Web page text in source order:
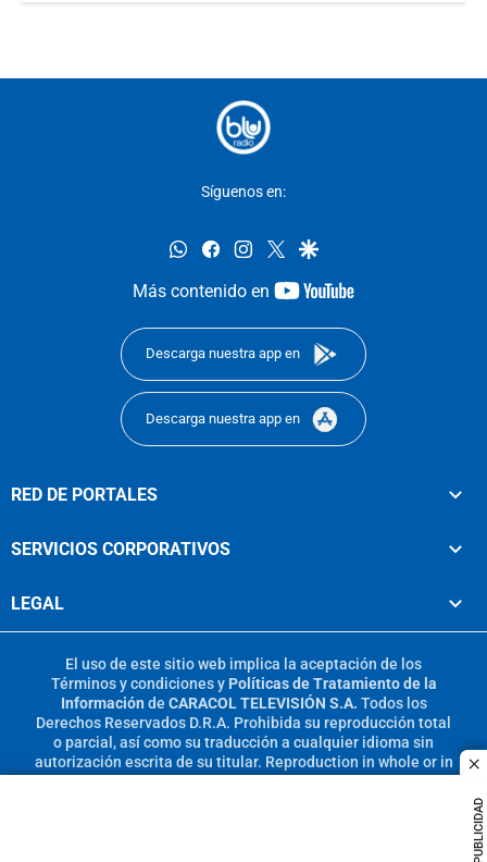
PUBLICIDAD
Síguenos en:
whatsappfacebookinstagram
twittergoogle
Más contenido en
youtube-
Descarga nuestra app en
Descarga nuestra app en
RED DE PORTALES
SERVICIOS CORPORATIVOS
LEGAL
El uso de este sitio web implica la aceptación de los
Términos y condicionesy Políticas de Tratamiento de la
Información de CARACOL TELEVISIÓN S.A. Todos los
Derechos Reservados D.R.A. Prohibida su reproducción total
o parcial, así como su traducción a cualquier idioma sin
autorización escrita de su titular. Reproduction in whole or in
part, or translation without written permission is prohibited.